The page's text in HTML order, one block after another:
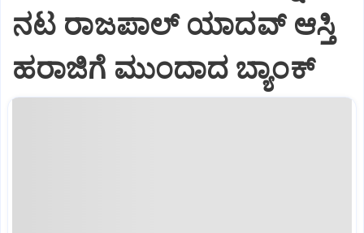
ನಟ ರಾಜಪಾಲ್ ಯಾದವ್‌ ಆಸ್ತಿ
ಹರಾಜಿಗೆ ಮುಂದಾದ ಬ್ಯಾಂಕ್